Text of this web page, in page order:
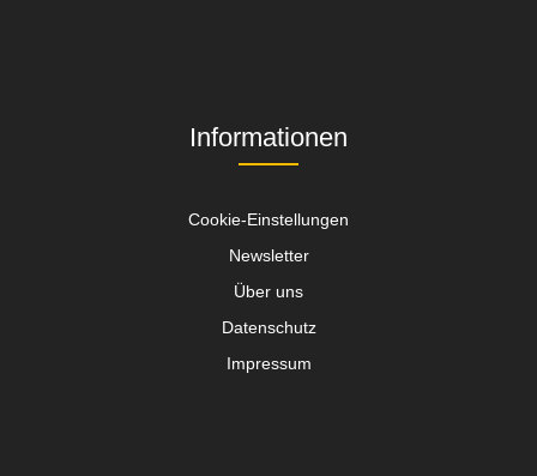
Informationen
Cookie-Einstellungen
Newsletter
Über uns
Datenschutz
Impressum